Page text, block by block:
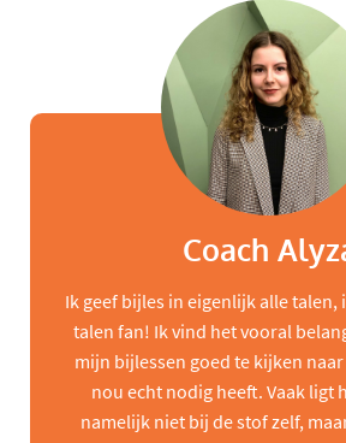
Coach
Ik geef bijles in eigenlijk alle talen,
talen fan! Ik vind het vooral
mijn bijlessen goed te kijken
nou echt nodig heeft. Vaak ligt
namelijk niet bij de stof zelf,